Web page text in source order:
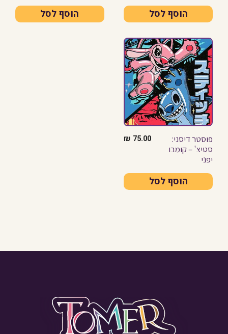
הוסף לסל הוסף לסל
פוסטר דיסני:
סטיצ' – קומבו
יפני
75.00
₪
הוסף לסל